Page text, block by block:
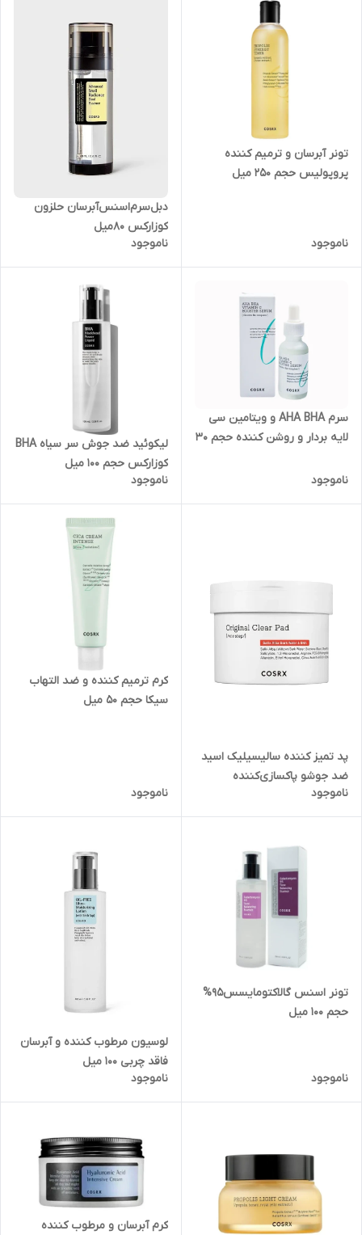
تونر آبرسان و ترمیم کننده
پروپولیس حجم 250 میل
ناموجود
دبل‌سرم‌اسنس‌آبرسان حلزون
کوزارکس 80میل
ناموجود
سرم AHA BHA و ویتامین سی
لایه بردار و روشن کننده حجم 30
ناموجود
لیکوئید ضد جوش سر سیاه BHA
کوزارکس حجم 100 میل
ناموجود
پد‌ تمیز کننده‌ سالیسیلیک‌ اسید‌
ضد جوشو پاکسازی‌کننده
ناموجود
کرم ترمیم کننده و ضد التهاب
سیکا حجم 50 میل
ناموجود
تونر اسنس گالاکتومایسس‌95%‌
حجم 100 میل
ناموجود
لوسیون مرطوب کننده و آبرسان
فاقد چربی 100 میل
ناموجود
کرم آبرسان و مرطوب کننده